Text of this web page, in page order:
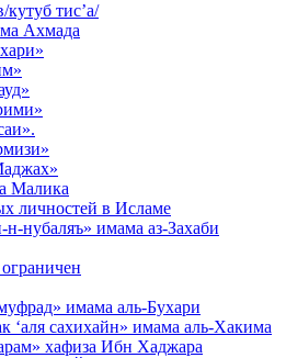
кутуб тис’а/
Ахмада
Малика
личностей в Исламе
н-нубаляъ» имама аз-Захаби
имама аль-Бухари
‘аля сахихайн» имама аль-Хакима
хафиза Ибн Хаджара